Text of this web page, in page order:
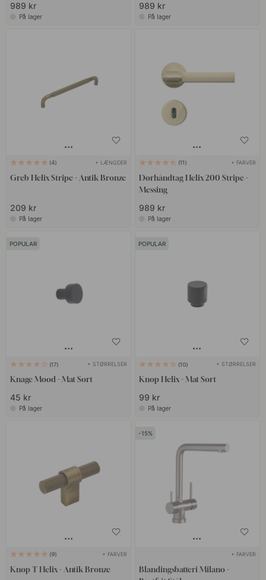
989 kr
På lager
989 kr
På lager
4 + LÆNGDER
Greb Helix Stripe - Antik Bronze
209 kr
På lager
11 + FARVER
Dørhåndtag Helix 200 Stripe -
Messing
989 kr
På lager
POPULAR
17 + STØRRELSER
Knage Mood - Mat Sort
45 kr
På lager
POPULAR
10 + STØRRELSER
Knop Helix - Mat Sort
99 kr
På lager
9 + FARVER
Knop T Helix - Antik Bronze
15
+ FARVER
Blandingsbatteri Milano -